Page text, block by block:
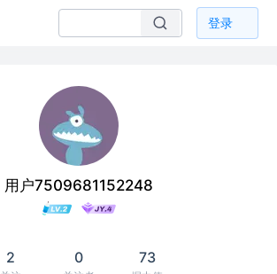
登录
用户7509681152248
2 0 73